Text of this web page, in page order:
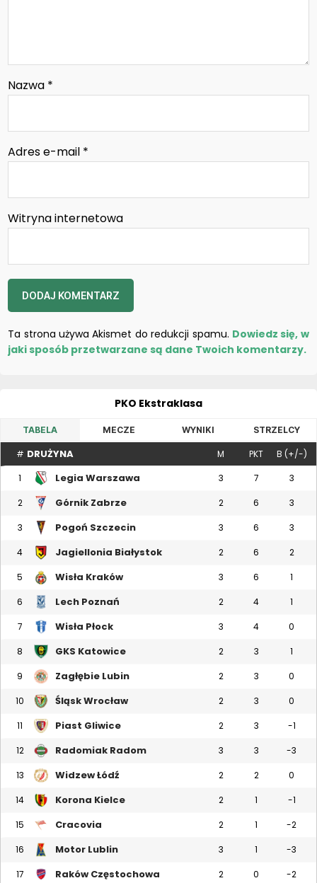
Nazwa *
Adres e-mail *
Witryna internetowa
Ta strona używa Akismet do redukcji spamu. Dowiedz się, w
jaki sposób przetwarzane są dane Twoich komentarzy.
PKO Ekstraklasa
TABELA MECZE WYNIKI STRZELCY
# DRUŻYNA M PKT B (+/-)
1 Legia Warszawa 3 7 3
2 Górnik Zabrze 2 6 3
3 Pogoń Szczecin 3 6 3
4 Jagiellonia Białystok 2 6 2
5 Wisła Kraków 3 6 1
6 Lech Poznań 2 4 1
7 Wisła Płock 3 4 0
8 GKS Katowice 2 3 1
9 Zagłębie Lubin 2 3 0
10 Śląsk Wrocław 2 3 0
11 Piast Gliwice 2 3 -1
12 Radomiak Radom 3 3 -3
13 Widzew Łódź 2 2 0
14 Korona Kielce 2 1 -1
15 Cracovia 2 1 -2
16 Motor Lublin 3 1 -3
17 Raków Częstochowa 2 0 -2